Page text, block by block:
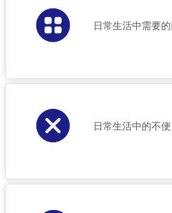
日常生活中需要
日常生活中的不便